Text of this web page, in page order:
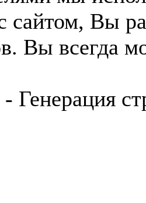
сайтом, Вы
Вы всегда
- Генерация